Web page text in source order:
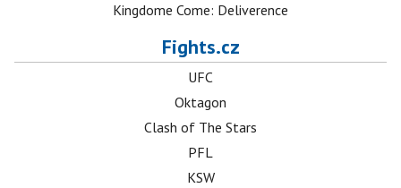
Kingdome Come: Deliverence
Fights.cz
UFC
Oktagon
Clash of The Stars
PFL
KSW